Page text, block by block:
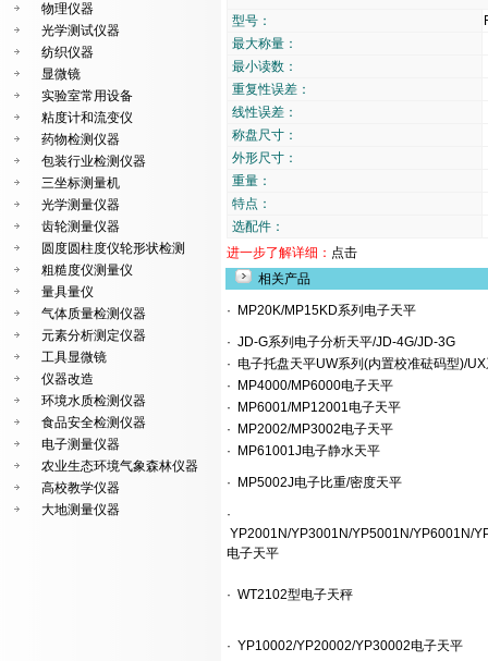
物理仪器
光学测试仪器
纺织仪器
显微镜
实验室常用设备
粘度计和流变仪
药物检测仪器
包装行业检测仪器
三坐标测量机
光学测量仪器
齿轮测量仪器
圆度圆柱度仪轮形状检测
粗糙度仪测量仪
量具量仪
气体质量检测仪器
元素分析测定仪器
工具显微镜
仪器改造
环境水质检测仪器
食品安全检测仪器
电子测量仪器
农业生态环境气象森林仪器
高校教学仪器
大地测量仪器
型号：
最大称量：
最小读数：
重复性误差：
线性误差：
称盘尺寸：
外形尺寸：
重量：
特点：
选配件：
进一步了解详细： 点击
相关产品
· MP20K/MP15KD系列电子天平
· JD-G系列电子分析天平/JD-4G/JD-3G
· 电子托盘天平UW系列(内置校准砝码型)/
· MP4000/MP6000电子天平
· MP6001/MP12001电子天平
· MP2002/MP3002电子天平
· MP61001J电子静水天平
· MP5002J电子比重/密度天平
·
YP2001N/YP3001N/YP5001N/YP6001N/
电子天平
· WT2102型电子天秤
· YP10002/YP20002/YP30002电子天平